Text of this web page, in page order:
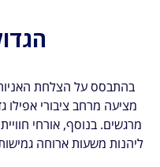
מציעה מרחב ציבורי אפילו
ליהנות משעות ארוחה